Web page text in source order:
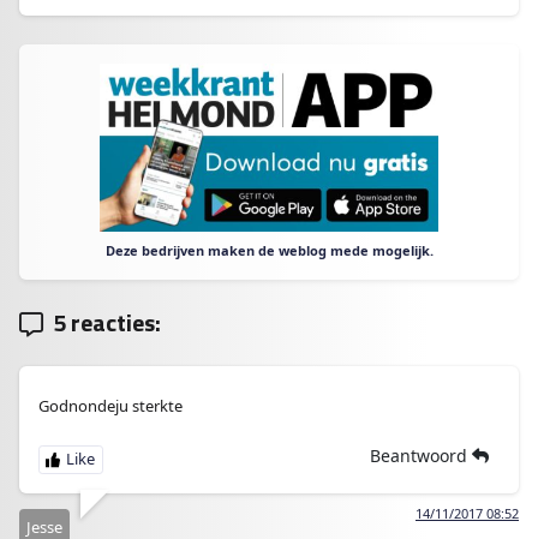
Deze bedrijven maken de weblog mede mogelijk.
5 reacties:
Godnondeju sterkte
Beantwoord
14/11/2017 08:52
Jesse